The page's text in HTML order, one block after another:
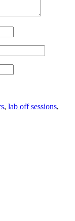
, lab off sessions,